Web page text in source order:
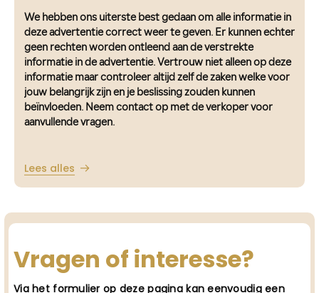
We hebben ons uiterste best gedaan om alle informatie in
deze advertentie correct weer te geven. Er kunnen echter
geen rechten worden ontleend aan de verstrekte
informatie in de advertentie. Vertrouw niet alleen op deze
informatie maar controleer altijd zelf de zaken welke voor
jouw belangrijk zijn en je beslissing zouden kunnen
beïnvloeden. Neem contact op met de verkoper voor
aanvullende vragen.
Lees alles
Vragen of interesse?
Via het formulier op deze pagina kan eenvoudig een